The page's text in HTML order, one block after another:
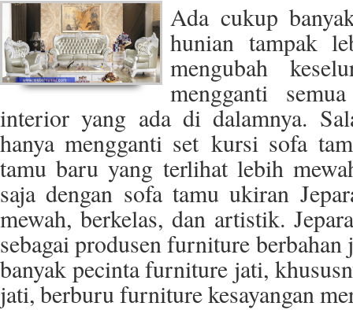
Ada cukup
hunian tampak
mengubah
mengganti
interior yang ada di dalamnya.
hanya mengganti set kursi sofa
tamu baru yang terlihat lebih
saja dengan sofa tamu ukiran
mewah, berkelas, dan artistik.
sebagai produsen furniture
banyak pecinta furniture jati,
jati, berburu furniture kesayangan